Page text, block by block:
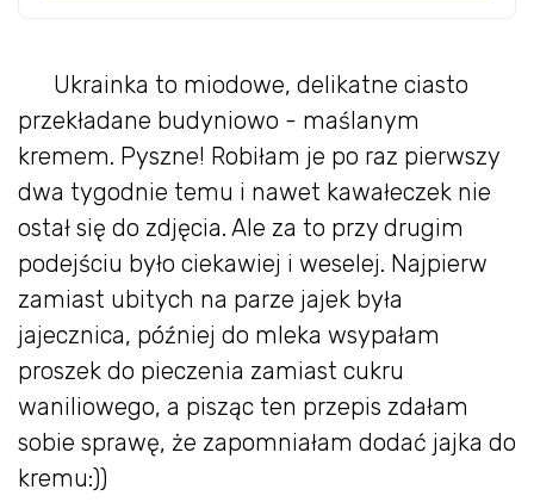
Ukrainka to miodowe, delikatne ciasto
przekładane budyniowo - maślanym
kremem. Pyszne! Robiłam je po raz pierwszy
dwa tygodnie temu i nawet kawałeczek nie
ostał się do zdjęcia. Ale za to przy drugim
podejściu było ciekawiej i weselej. Najpierw
zamiast ubitych na parze jajek była
jajecznica, później do mleka wsypałam
proszek do pieczenia zamiast cukru
waniliowego, a pisząc ten przepis zdałam
sobie sprawę, że zapomniałam dodać jajka do
kremu:))